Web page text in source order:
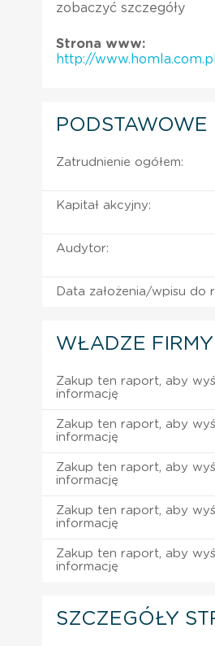
zobaczyć szczegóły
Strona www:
http://www.homla.com.pl
PODSTAWOWE
Zatrudnienie ogółem:
Kapitał akcyjny:
Audytor:
Data założenia/wpisu do
WŁADZE FIRMY
Zakup ten raport, aby
informację
Zakup ten raport, aby
informację
Zakup ten raport, aby
informację
Zakup ten raport, aby
informację
Zakup ten raport, aby
informację
SZCZEGÓŁY